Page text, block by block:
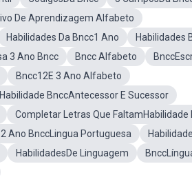
De Aprendizagem Alfabeto
Habilidades Da Bncc1 Ano
Habilidades
3 Ano Bncc Bncc Alfabeto
Bncc12E 3 Ano Alfabeto
Habilidade BnccAntecessor E Sucessor
Completar Letras Que FaltamHabilidade
Ano BnccLingua Portuguesa
HabilidadesDe Linguagem